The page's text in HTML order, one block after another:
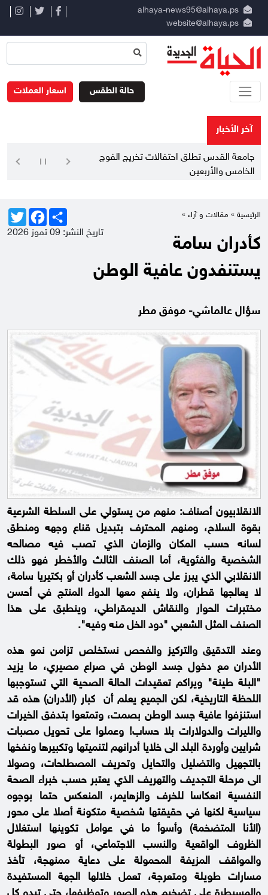
alhaya-news95@alhaya.ps
website@alhaya.ps
اسعار العملات حالة الطقس
آخر الأخبار
جامعة القدس تطلق احتفالات تخريج الفوج
الخامس والأربعين
الرئيسية » مقالات و آراء »
FacebookShare
تاريخ النشر: 09 تموز 2026
كأدران سامة
يستنفدون عافية الوطن
سؤال عالماشي- موفق مطر
الانقلابيون أصناف: منهم من يستولي على السلطة الشرعية
بقوة السلاح، ومنهم المحترف بتبديل قناع وجهه ومنطق
لسانه حسب المكان والزمان الذي تصب فيه مصالحه
الشخصية والفئوية، أما الصنف الثالث والأخطر فهو ذلك
الانقلابي الذي يبرز على جسد الشعب كأدران أو بكتيريا سامة،
لا يعالجها قطران، ولا ينفع معها الدواء المنتج في أحسن
مختبرات الحوار والنقاش الديمقراطي، وينطبق على هذا
الصنف المثل الشعبي "دود الخل منه وفيه".
وعند التدقيق والتركيز والفحص نستخلص تزامن نمو هذه
الأدران مع دخول جسد الوطن في صراع مصيري، ما يزيد
"البلة طينة" ويراكم تعقيدات الحالة الصحية التي تستوجبها
اللحظة التاريخية، لكن الجميع يعلم أن كبار (الأدران) هذه قد
استنزفوا عافية جسد الوطن بصمت، وتمتعوا بتدفق الخيرات
والليرات والدولارات بلا حساب! وعملوا على تحويل مصبات
شرايين وأوردة البلد الى خلايا أدرانهم لتنميتها وتكبيرها ونفخها
بالتجهيل والتضليل والتحايل وتحريف المصطلحات، وصولا
الى مرحلة التجديف والتهريف الذي يعتبر حسب خبراء الصحة
النفسية انعكاسا للخرف والزهايمر، المنعكس حتما بوجوه
سياسية لكنها في حقيقتها شخصية متكونة أصلا على محور
(الأنا المتضخمة) وأسوأ ما في عوامل تكوينها استغلال
الظروف الواقعية والنسب الاجتماعي، أو صور البطولة
والمواقف المزيفة المحمولة على دعاية ممنهجة، تأخذ
مسارات طويلة ومتعرجة، تعمل خلالها الجهة المستفيدة